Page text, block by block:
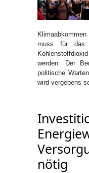
muss für das
werden. Der
politische
wird vergebens
nötig